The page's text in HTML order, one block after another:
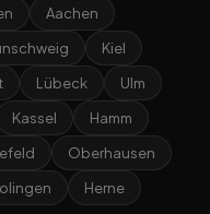
Aachen
Kiel
Lübeck
Ulm
Kassel
Hamm
Oberhausen
Herne